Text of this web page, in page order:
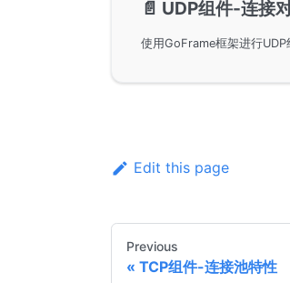
📄️ UDP组件-连接
Edit this page
Previous
TCP组件-连接池特性